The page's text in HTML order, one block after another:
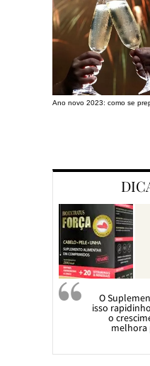
Ano novo 2023: como se
O
isso
o
melhora